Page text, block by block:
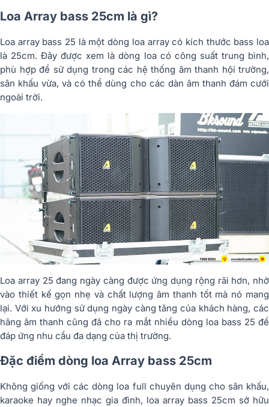
Loa Array bass 25cm là gì?
Loa array bass 25 là một dòng loa array có kích thước bass loa
là 25cm. Đây được xem là dòng loa có công suất trung bình,
phù hợp để sử dụng trong các hệ thống âm thanh hội trường,
sân khấu vừa, và có thể dùng cho các dàn âm thanh đám cưới
ngoài trời.
Loa array 25 đang ngày càng được ứng dụng rộng rãi hơn, nhờ
vào thiết kế gọn nhẹ và chất lượng âm thanh tốt mà nó mang
lại. Với xu hướng sử dụng ngày càng tăng của khách hàng, các
hãng âm thanh cũng đã cho ra mắt nhiều dòng loa bass 25 để
đáp ứng nhu cầu đa dạng của thị trường.
Đặc điểm dòng loa Array bass 25cm
Không giống với các dòng loa full chuyên dụng cho sân khấu,
karaoke hay nghe nhạc gia đình, loa array bass 25cm sở hữu